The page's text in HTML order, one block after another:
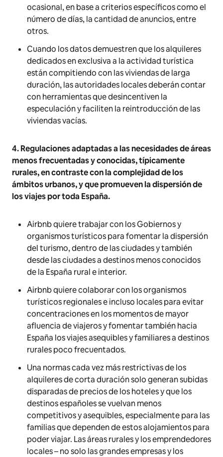
ocasional, en base a criterios específicos como el
número de días, la cantidad de anuncios, entre
otros.
Cuando los datos demuestren que los alquileres
dedicados en exclusiva a la actividad turística
están compitiendo con las viviendas de larga
duración, las autoridades locales deberán contar
con herramientas que desincentiven la
especulación y faciliten la reintroducción de las
viviendas vacías.
4. Regulaciones adaptadas a las necesidades de áreas
menos frecuentadas y conocidas, típicamente
rurales, en contraste con la complejidad de los
ámbitos urbanos, y que promueven la dispersión de
los viajes por toda España.
Airbnb quiere trabajar con los Gobiernos y
organismos turísticos para fomentar la dispersión
del turismo, dentro de las ciudades y también
desde las ciudades a destinos menos conocidos
de la España rural e interior.
Airbnb quiere colaborar con los organismos
turísticos regionales e incluso locales para evitar
concentraciones en los momentos de mayor
afluencia de viajeros y fomentar también hacia
España los viajes asequibles y familiares a destinos
rurales poco frecuentados.
Una normas cada vez más restrictivas de los
alquileres de corta duración solo generan subidas
disparadas de precios de los hoteles y que los
destinos españoles se vuelvan menos
competitivos y asequibles, especialmente para las
familias que dependen de estos alojamientos para
poder viajar. Las áreas rurales y los emprendedores
locales – no solo las grandes empresas y los